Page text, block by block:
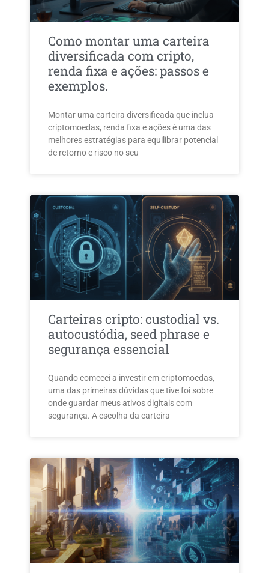
Como montar uma carteira
diversificada com cripto,
renda fixa e ações: passos e
exemplos.
Montar uma carteira diversificada que inclua
criptomoedas, renda fixa e ações é uma das
melhores estratégias para equilibrar potencial
de retorno e risco no seu
Carteiras cripto: custodial vs.
autocustódia, seed phrase e
segurança essencial
Quando comecei a investir em criptomoedas,
uma das primeiras dúvidas que tive foi sobre
onde guardar meus ativos digitais com
segurança. A escolha da carteira